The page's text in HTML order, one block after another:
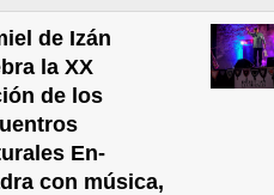
de Izán
la XX
de los
En-
con música,